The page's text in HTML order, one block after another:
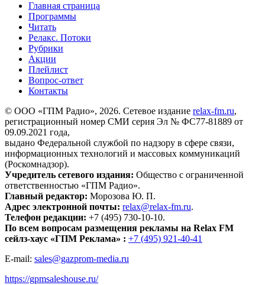
Главная страница
Программы
Читать
Релакс. Потоки
Рубрики
Акции
Плейлист
Вопрос-ответ
Контакты
© ООО «ГПМ Радио», 2026. Сетевое издание relax-fm.ru,
регистрационный номер СМИ серия Эл № ФС77-81889 от
09.09.2021 года,
выдано Федеральной службой по надзору в сфере связи,
информационных технологий и массовых коммуникаций
(Роскомнадзор).
Учредитель сетевого издания: Общество с ограниченной
ответственностью «ГПМ Радио».
Главный редактор: Морозова Ю. П.
Адрес электронной почты: relax@relax-fm.ru.
Телефон редакции: +7 (495) 730-10-10.
По всем вопросам размещения рекламы на Relax FM
сейлз-хаус «ГПМ Реклама» : +7 (495) 921-40-41
E-mail: sales@gazprom-media.ru
https://gpmsaleshouse.ru/